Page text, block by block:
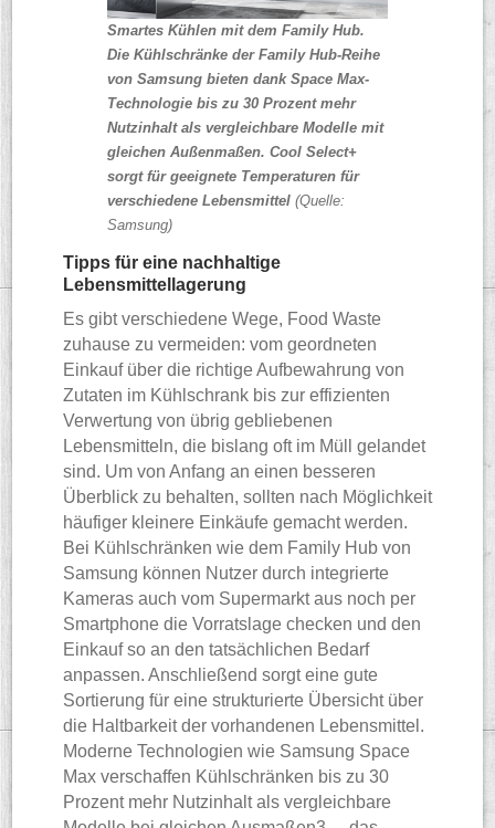
Smartes Kühlen mit dem Family Hub.
Die Kühlschränke der Family Hub-Reihe
von Samsung bieten dank Space Max-
Technologie bis zu 30 Prozent mehr
Nutzinhalt als vergleichbare Modelle mit
gleichen Außenmaßen. Cool Select+
sorgt für geeignete Temperaturen für
verschiedene Lebensmittel (Quelle:
Samsung)
Tipps für eine nachhaltige
Lebensmittellagerung
Es gibt verschiedene Wege, Food Waste
zuhause zu vermeiden: vom geordneten
Einkauf über die richtige Aufbewahrung von
Zutaten im Kühlschrank bis zur effizienten
Verwertung von übrig gebliebenen
Lebensmitteln, die bislang oft im Müll gelandet
sind. Um von Anfang an einen besseren
Überblick zu behalten, sollten nach Möglichkeit
häufiger kleinere Einkäufe gemacht werden.
Bei Kühlschränken wie dem Family Hub von
Samsung können Nutzer durch integrierte
Kameras auch vom Supermarkt aus noch per
Smartphone die Vorratslage checken und den
Einkauf so an den tatsächlichen Bedarf
anpassen. Anschließend sorgt eine gute
Sortierung für eine strukturierte Übersicht über
die Haltbarkeit der vorhandenen Lebensmittel.
Moderne Technologien wie Samsung Space
Max verschaffen Kühlschränken bis zu 30
Prozent mehr Nutzinhalt als vergleichbare